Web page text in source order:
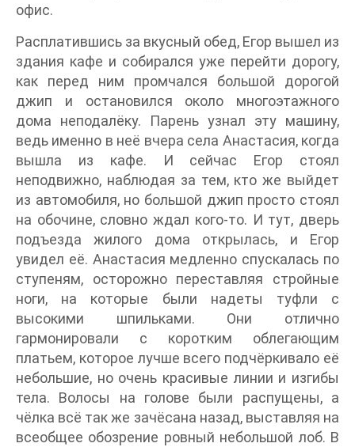
офис.
Расплатившись за вкусный обед, Егор вышел из
здания кафе и собирался уже перейти дорогу,
как перед ним промчался большой дорогой
джип и остановился около многоэтажного
дома неподалёку. Парень узнал эту машину,
ведь именно в неё вчера села Анастасия, когда
вышла из кафе. И сейчас Егор стоял
неподвижно, наблюдая за тем, кто же выйдет
из автомобиля, но большой джип просто стоял
на обочине, словно ждал кого-то. И тут, дверь
подъезда жилого дома открылась, и Егор
увидел её. Анастасия медленно спускалась по
ступеням, осторожно переставляя стройные
ноги, на которые были надеты туфли с
высокими шпильками. Они отлично
гармонировали с коротким облегающим
платьем, которое лучше всего подчёркивало её
небольшие, но очень красивые линии и изгибы
тела. Волосы на голове были распущены, а
чёлка всё так же зачёсана назад, выставляя на
всеобщее обозрение ровный небольшой лоб. В